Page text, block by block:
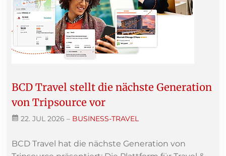
BCD Travel stellt die nächste Generation
von Tripsource vor
22. JUL 2026 – BUSINESS-TRAVEL
BCD Travel hat die nächste Generation von